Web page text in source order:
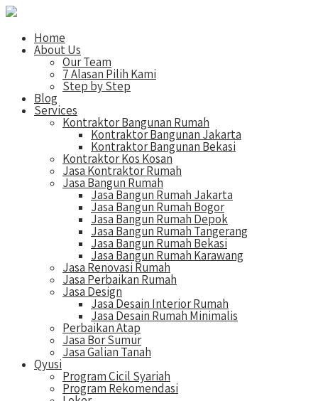
Home
About Us
Our Team
7 Alasan Pilih Kami
Step by Step
Blog
Services
Kontraktor Bangunan Rumah
Kontraktor Bangunan Jakarta
Kontraktor Bangunan Bekasi
Kontraktor Kos Kosan
Jasa Kontraktor Rumah
Jasa Bangun Rumah
Jasa Bangun Rumah Jakarta
Jasa Bangun Rumah Bogor
Jasa Bangun Rumah Depok
Jasa Bangun Rumah Tangerang
Jasa Bangun Rumah Bekasi
Jasa Bangun Rumah Karawang
Jasa Renovasi Rumah
Jasa Perbaikan Rumah
Jasa Design
Jasa Desain Interior Rumah
Jasa Desain Rumah Minimalis
Perbaikan Atap
Jasa Bor Sumur
Jasa Galian Tanah
Qyusi
Program Cicil Syariah
Program Rekomendasi